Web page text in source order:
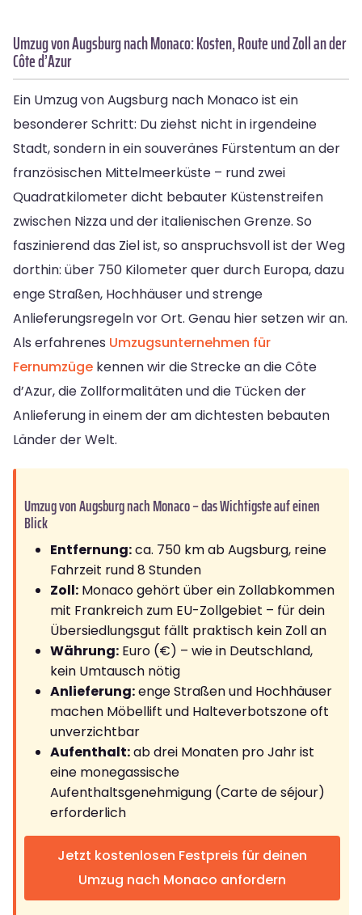
Umzug von Augsburg nach Monaco: Kosten, Route und Zoll an der
Côte d’Azur
Ein Umzug von Augsburg nach Monaco ist ein
besonderer Schritt: Du ziehst nicht in irgendeine
Stadt, sondern in ein souveränes Fürstentum an der
französischen Mittelmeerküste – rund zwei
Quadratkilometer dicht bebauter Küstenstreifen
zwischen Nizza und der italienischen Grenze. So
faszinierend das Ziel ist, so anspruchsvoll ist der Weg
dorthin: über 750 Kilometer quer durch Europa, dazu
enge Straßen, Hochhäuser und strenge
Anlieferungsregeln vor Ort. Genau hier setzen wir an.
Als erfahrenes Umzugsunternehmen für
Fernumzüge kennen wir die Strecke an die Côte
d’Azur, die Zollformalitäten und die Tücken der
Anlieferung in einem der am dichtesten bebauten
Länder der Welt.
Umzug von Augsburg nach Monaco – das Wichtigste auf einen
Blick
Entfernung:ca. 750 km ab Augsburg, reine
Fahrzeit rund 8 Stunden
Zoll: Monaco gehört über ein Zollabkommen
mit Frankreich zum EU-Zollgebiet – für dein
Übersiedlungsgut fällt praktisch kein Zoll an
Währung: Euro (€) – wie in Deutschland,
kein Umtausch nötig
Anlieferung:enge Straßen und Hochhäuser
machen Möbellift und Halteverbotszone oft
unverzichtbar
Aufenthalt:ab drei Monaten pro Jahr ist
eine monegassische
Aufenthaltsgenehmigung (Carte de séjour)
erforderlich
Jetzt kostenlosen Festpreis für deinen
Umzug nach Monaco anfordern